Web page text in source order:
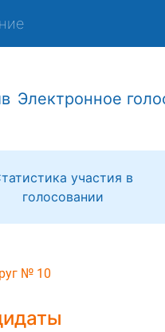
Электронное
участия в
голосовании
№ 10